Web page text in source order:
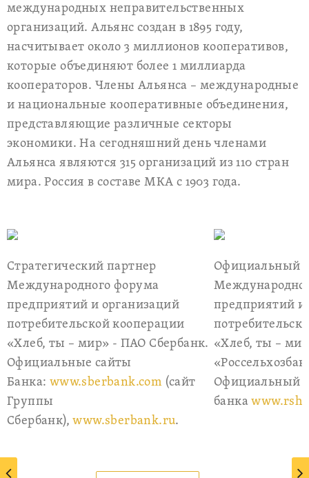
международных неправительственных
организаций. Альянс создан в 1895 году,
насчитывает около 3 миллионов кооперативов,
которые объединяют более 1 миллиарда
кооператоров. Члены Альянса – международные
и национальные кооперативные объединения,
представляющие различные секторы
экономики. На сегодняшний день членами
Альянса являются 315 организаций из 110 стран
мира. Россия в составе МКА с 1903 года.
Стратегический партнер
Международного форума
предприятий и организаций
потребительской кооперации
«Хлеб, ты – мир» - ПАО Сбербанк.
Официальные сайты
Банка: www.sberbank.com (сайт
Группы
Сбербанк),www.sberbank.ru.
Официальный
предприятий и
«Хлеб, ты –
Официальный
банка